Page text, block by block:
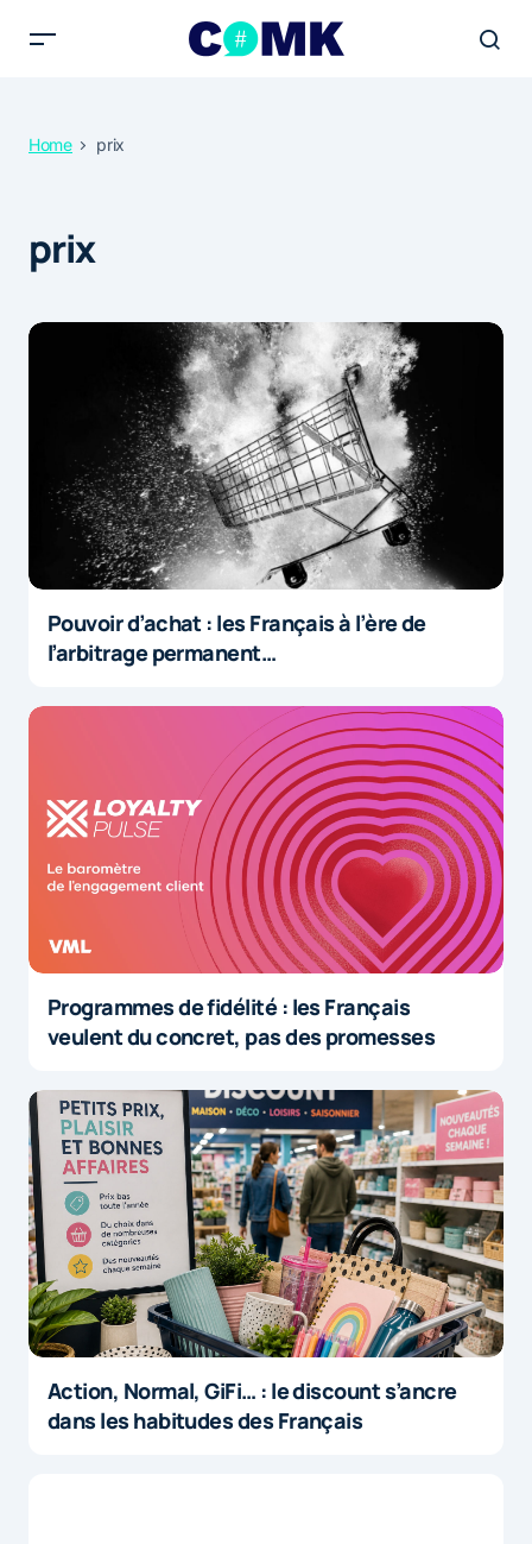
Home prix
prix
Pouvoir d’achat : les Français à l’ère de
l’arbitrage permanent…
Programmes de fidélité : les Français
veulent du concret, pas des promesses
Action, Normal, GiFi… : le discount s’ancre
dans les habitudes des Français